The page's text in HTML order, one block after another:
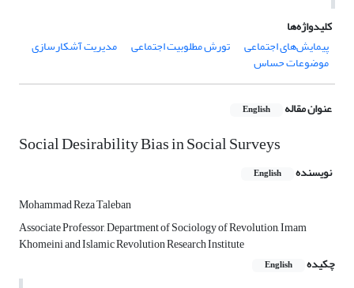
کلیدواژه‌ها
پیمایش‌های اجتماعی
تورش مطلوبیت اجتماعی مدیریت آشکارسازی
موضوعات حساس
عنوان مقاله English
Social Desirability Bias in Social Surveys
نویسنده English
Mohammad Reza Taleban
Associate Professor, Department of Sociology of Revolution, Imam
Khomeini and Islamic Revolution Research Institute
چکیده
English